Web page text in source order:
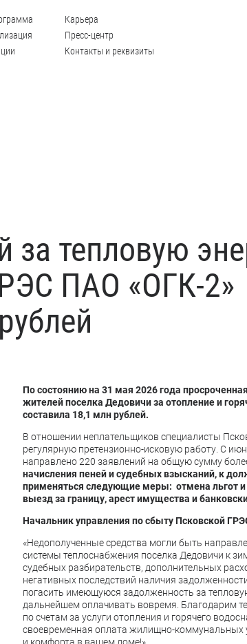
Карьера
Пресс-центр
Контакты и реквизиты
за тепловую
ПАО «ОГК-2»
По состоянию на 31 мая 2026 года
жителей поселка Дедовичи за отопление и
составила 18,1 млн рублей.
В отношении неплательщиков специалисты
регулярную претензионно-исковую работу. С
направлено 220 заявлений на общую сумму
начисления пеней и судебных взысканий, к
применяться следующие меры: отмена льгот и
выезд за границу, арест имущества и
Начальник управления по сбыту Псковской
«Недополученные средства могли быть
системы теплоснабжения поселка Дедовичи к
судебных разбирательств, дополнительных
негативных последствий наличия
погасить имеющуюся задолженность за
дальнейшем оплачивать вовремя. Благодарим
по счетам за услуги отопления и горячего
своевременная оплата жилищно-коммунальных